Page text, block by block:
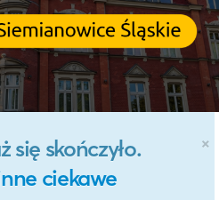
×
się skończyło.
ciekawe